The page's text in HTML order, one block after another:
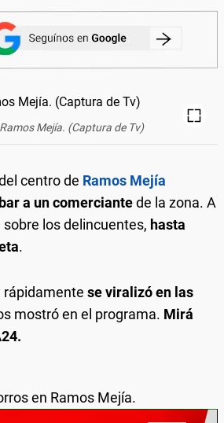
Mejía. (Captura de Tv)
centro de Ramos Mejía
a un comerciantede la zona. A
los delincuentes, hasta
.
rápidamente se viralizó en las
mostró en el programa. Mirá
en Ramos Mejía.